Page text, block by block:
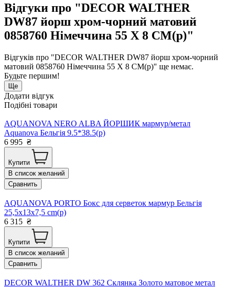
Відгуки про "DECOR WALTHER
DW87 йорш хром-чорний матовий
0858760 Німеччина 55 X 8 CM(р)"
Відгуків про "DECOR WALTHER DW87 йорш хром-чорний
матовий 0858760 Німеччина 55 X 8 CM(р)" ще немає.
Будьте першим!
Ще
Додати відгук
Подібні товари
AQUANOVA NERO ALBA ЙОРШИК мармур/метал
Aquanova Бельгія 9.5*38.5(р)
6 995 ₴
Купити
В список желаний
Сравнить
AQUANOVA PORTO Бокс для серветок мармур Бельгія
25,5x13x7,5 cm(р)
6 315 ₴
Купити
В список желаний
Сравнить
DECOR WALTHER DW 362 Склянка Золото матовое метал